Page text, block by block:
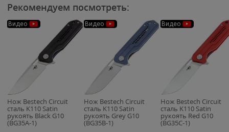
Рекомендуем посмотреть:
Видео
Нож Bestech Circuit
сталь K110 Satin
рукоять Black G10
(BG35A-1)
Видео
Нож Bestech Circuit
сталь K110 Satin
рукоять Grey G10
(BG35B-1)
Видео
Нож Bestech Circuit
сталь K110 Satin
рукоять Red G10
(BG35C-1)